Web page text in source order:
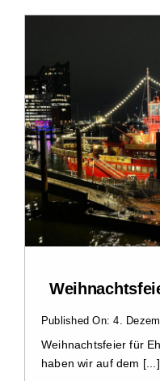
Ambulanter
Trauerarbeit
Engagement
Veranstaltungen
Hospiz am Deich
Stiftung Hamburger Hospiz
Published On: 4.
Weihnachtsfeier für
haben wir auf dem [...]